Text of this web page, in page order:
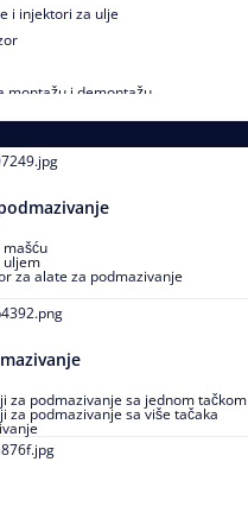
i injektori za ulje
montažu i demontažu
uljem
za alate za podmazivanje
za podmazivanje sa jednom tačkom
za podmazivanje sa više tačaka